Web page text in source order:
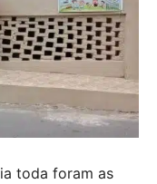
toda foram as